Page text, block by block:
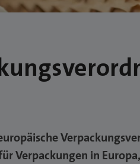
Verpackungen in